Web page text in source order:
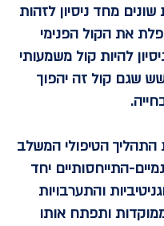
שונים מחד ניסיון לזהות
את הקול הפנימי
להיות קול משמעותי
שגם קול זה יהפוך
התהליך הטיפולי המשלב
התייחסותיים יחד
והתערבויות
ותפתח אותו